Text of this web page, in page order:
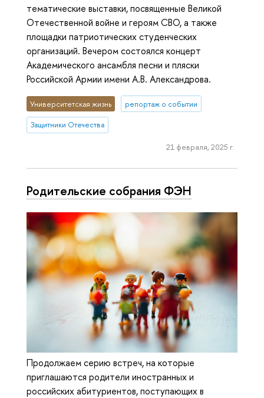
тематические выставки, посвященные Великой
Отечественной войне и героям СВО, а также
площадки патриотических студенческих
организаций. Вечером состоялся концерт
Академического ансамбля песни и пляски
Российской Армии имени А.В. Александрова.
Университетская жизнь репортаж о событии
Защитники Отечества
21 февраля, 2025 г.
Родительские собрания ФЭН
Продолжаем серию встреч, на которые
приглашаются родители иностранных и
российских абитуриентов, поступающих в